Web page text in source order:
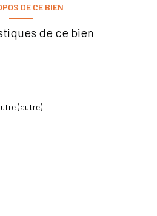
DE CE BIEN
de ce bien
(autre)